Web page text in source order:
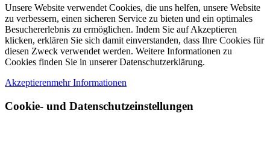
Unsere Website verwendet Cookies, die uns helfen, unsere Website
zu verbessern, einen sicheren Service zu bieten und ein optimales
Besuchererlebnis zu ermöglichen. Indem Sie auf Akzeptieren
klicken, erklären Sie sich damit einverstanden, dass Ihre Cookies für
diesen Zweck verwendet werden. Weitere Informationen zu
Cookies finden Sie in unserer Datenschutzerklärung.
Akzeptierenmehr Informationen
Cookie- und Datenschutzeinstellungen